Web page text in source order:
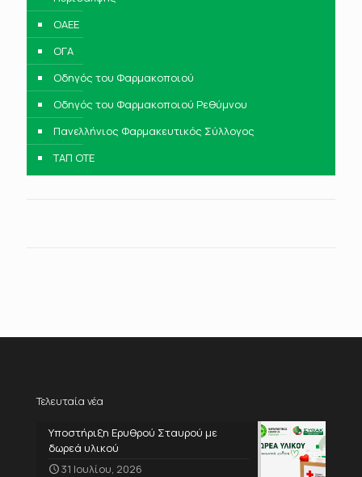
ΟΑΕΕ
ΟΓΑ
Οδηγός του Φαρμακοποιού
Οδηγός του Φαρμακοποιού Ρεθύμνου
Πανελλήνιος Φαρμακευτικός Σύλλογος
ΤΑΠ ΟΤΕ
Τελευταία νέα
Υποστήριξη Ερυθρού Σταυρού με
δωρεά υλικού
31 Ιουλίου, 2026